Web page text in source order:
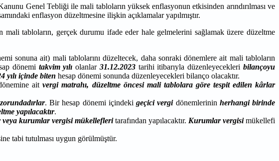
Genel Tebliği ile mali tabloların yüksek enflasyonun etkisinden arındırılması ve
enflasyon düzeltmesine ilişkin açıklamalar yapılmıştır.
tabloların, gerçek durumu ifade eder hale gelmelerini sağlamak üzere düzeltme
sonuna ait) mali tablolarını düzeltecek, daha sonraki dönemlere ait mali tabloların
dönemi takvim yılı olanlar 31.12.2023tarihi itibarıyla düzenleyecekleribilançoyu
yılı içinde biten hesap dönemi sonunda düzenleyecekleri bilanço olacaktır.
aitvergi matrahı, düzeltme öncesi mali tablolara göre tespit edilen kârlar
zorundadırlar. Bir hesap dönemi içindekigeçici vergidönemlerinin herhangi birinde
yapılacaktır.
veya kurumlar vergisi mükellefleritarafından yapılacaktır. Kurumlar vergisimükellefi
tabi tutulması uygun görülmüştür.